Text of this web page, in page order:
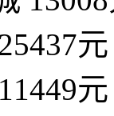
元
11449元